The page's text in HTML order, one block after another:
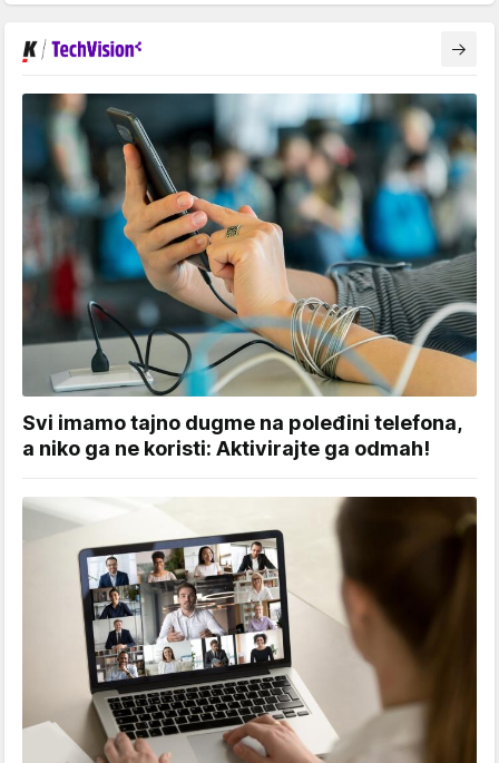
Svi imamo tajno dugme na poleđini telefona,
a niko ga ne koristi: Aktivirajte ga odmah!